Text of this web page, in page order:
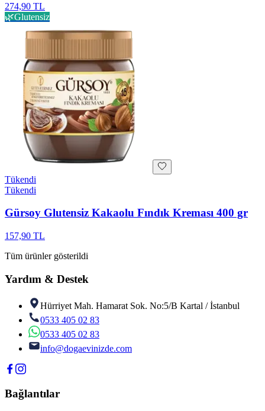
274,90 TL
🌿Glutensiz
Tükendi
Tükendi
Gürsoy Glutensiz Kakaolu Fındık Kreması 400 gr
157,90 TL
Tüm ürünler gösterildi
Yardım & Destek
Hürriyet Mah. Hamarat Sok. No:5/B Kartal / İstanbul
0533 405 02 83
0533 405 02 83
info@dogaevinizde.com
Bağlantılar